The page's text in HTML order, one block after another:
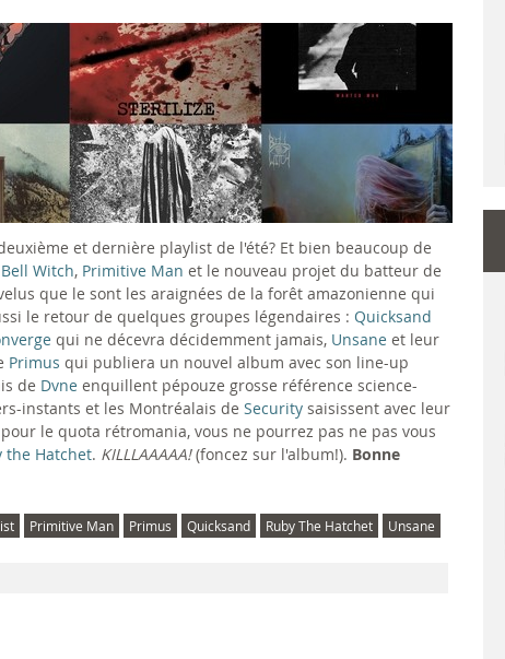
et dernière playlist de l'été? Et bien beaucoup de
Bell Witch, Primitive Man et le nouveau projet du batteur de
que le sont les araignées de la forêt amazonienne qui
le retour de quelques groupes légendaires : Quicksand
qui ne décevra décidemment jamais, Unsane et leur
Primus qui publiera un nouvel album avec son line-up
de Dvne enquillent pépouze grosse référence science-
instants et les Montréalais de Security saisissent avec leur
le quota rétromania, vous ne pourrez pas ne pas vous
the Hatchet. KILLLAAAAA!(foncez sur l'album!). Bonne
Primitive Man Primus Quicksand Ruby The Hatchet Unsane